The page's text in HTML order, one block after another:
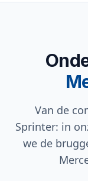
Van de
Sprinter: in
we de